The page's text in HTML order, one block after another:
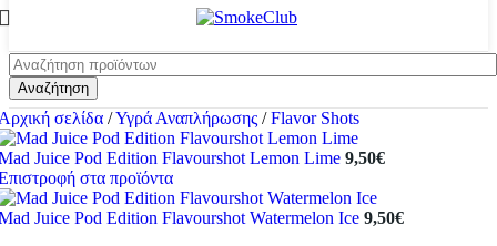
Αναζήτηση
σελίδα /Υγρά Αναπλήρωσης / Flavor Shots
Juice Pod Edition Flavourshot Lemon Lime 9,50€
στα προϊόντα
Juice Pod Edition Flavourshot Watermelon Ιce 9,50€